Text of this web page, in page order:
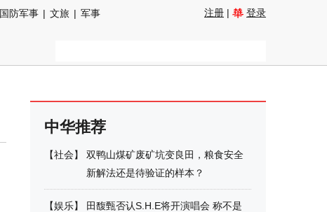
国防军事 | 文旅 | 军事
注册 | 登录
中华推荐
【社会】
双鸭山煤矿废矿坑变良田，粮食安全
新解法还是待验证的样本？
【娱乐】
田馥甄否认S.H.E将开演唱会 称不是